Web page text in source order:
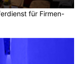
für Firmen-